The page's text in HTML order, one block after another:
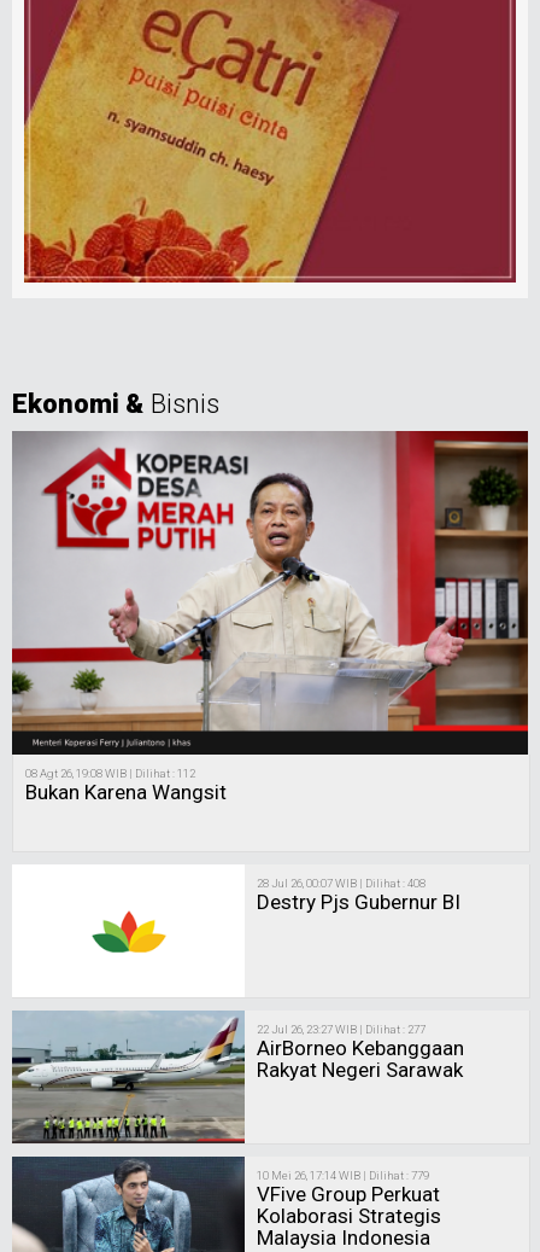
Ekonomi & Bisnis
08 Agt 26, 19:08 WIB | Dilihat : 112
Bukan Karena Wangsit
28 Jul 26, 00:07 WIB | Dilihat : 408
Destry Pjs Gubernur BI
22 Jul 26, 23:27 WIB | Dilihat : 277
AirBorneo Kebanggaan
Rakyat Negeri Sarawak
10 Mei 26, 17:14 WIB | Dilihat : 779
VFive Group Perkuat
Kolaborasi Strategis
Malaysia Indonesia